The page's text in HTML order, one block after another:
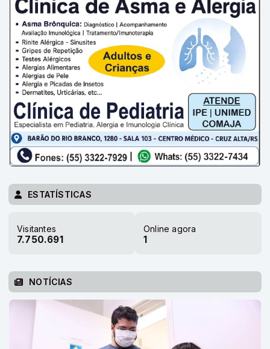
ESTATÍSTICAS
Visitantes
7.750.691
Online agora
1
NOTÍCIAS